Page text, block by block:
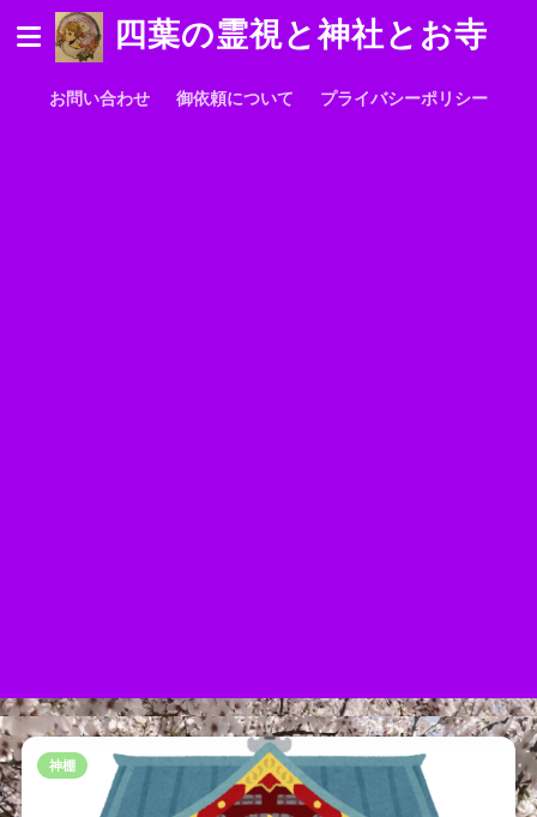
四葉の霊視と神社とお寺
お問い合わせ 御依頼について プライバシーポリシー
神棚